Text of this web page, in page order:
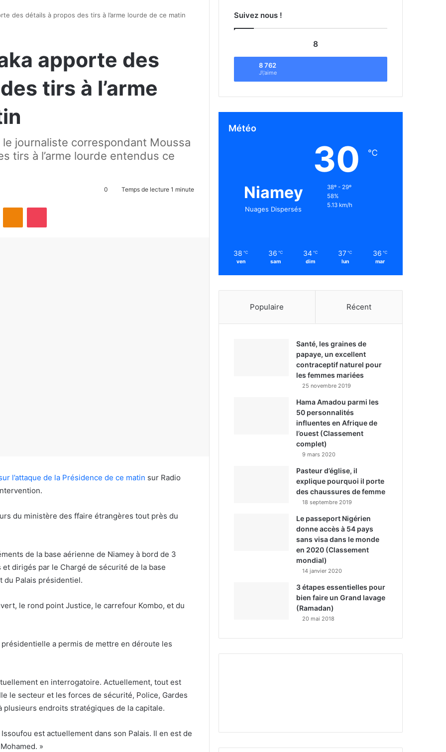
des détails à propos des tirs à l’arme lourde de ce matin
apporte des
tirs à l’arme
journaliste correspondant Moussa
tirs à l’arme lourde entendus ce
0 Temps de lecture 1 minute
l’attaque de la Présidence de ce matin sur Radio
du ministère des ffaire étrangères tout près du
de la base aérienne de Niamey à bord de 3
dirigés par le Chargé de sécurité de la base
du Palais présidentiel.
le rond point Justice, le carrefour Kombo, et du
a permis de mettre en déroute les
en interrogatoire. Actuellement, tout est
le secteur et les forces de sécurité, Police, Gardes
endroits stratégiques de la capitale.
est actuellement dans son Palais. Il en est de
»
Suivez nous !
8
8 762
J\'aime
Météo
Niamey
Nuages Dispersés
30 ℃
38º - 29º
58%
5.13 km/h
38 ℃
ven
36 ℃
sam
34 ℃
dim
37 ℃
lun
36 ℃
mar
Populaire Récent
Santé, les graines de
papaye, un excellent
contraceptif naturel pour
les femmes mariées
25 novembre 2019
Hama Amadou parmi les
50 personnalités
influentes en Afrique de
l’ouest (Classement
complet)
9 mars 2020
Pasteur d’église, il
explique pourquoi il porte
des chaussures de femme
18 septembre 2019
Le passeport Nigérien
donne accès à 54 pays
sans visa dans le monde
en 2020 (Classement
mondial)
14 janvier 2020
3 étapes essentielles pour
bien faire un Grand lavage
(Ramadan)
20 mai 2018